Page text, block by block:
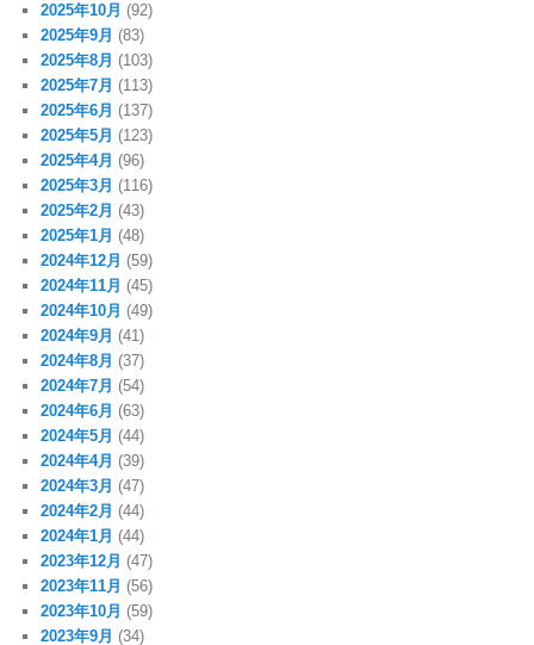
2025年10月 (92)
2025年9月 (83)
2025年8月 (103)
2025年7月 (113)
2025年6月 (137)
2025年5月 (123)
2025年4月 (96)
2025年3月 (116)
2025年2月 (43)
2025年1月 (48)
2024年12月 (59)
2024年11月 (45)
2024年10月 (49)
2024年9月 (41)
2024年8月 (37)
2024年7月 (54)
2024年6月 (63)
2024年5月 (44)
2024年4月 (39)
2024年3月 (47)
2024年2月 (44)
2024年1月 (44)
2023年12月 (47)
2023年11月 (56)
2023年10月 (59)
2023年9月 (34)